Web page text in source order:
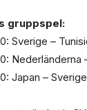
gruppspel:
Sverige –
Nederländerna
Japan – Sverige